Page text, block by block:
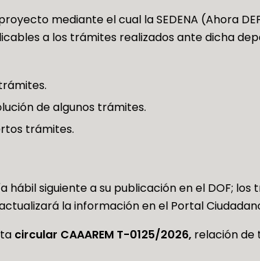
mediante el cual la SEDENA (Ahora
a los trámites realizados ante dicha
de algunos trámites.
trámites.
hábil siguiente a su publicación en el DOF;
la información en el Portal
circular CAAAREM T-0125/2026, relación